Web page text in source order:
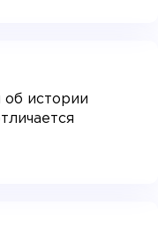
об истории